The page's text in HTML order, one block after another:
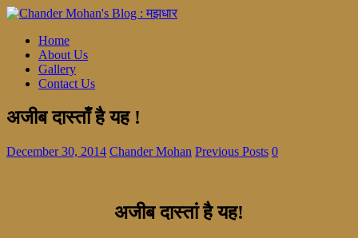
Home
About Us
Gallery
Contact Us
अजीब दास्ताँ है यह !
December 30, 2014 Chander Mohan Previous Posts 0
अजीब दास्तां है यह!